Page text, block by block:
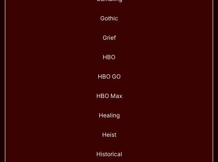
Gothic
Grief
HBO
HBO GO
HBO Max
Healing
Heist
Historical